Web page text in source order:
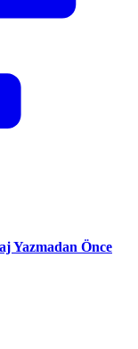
Yazmadan Önce